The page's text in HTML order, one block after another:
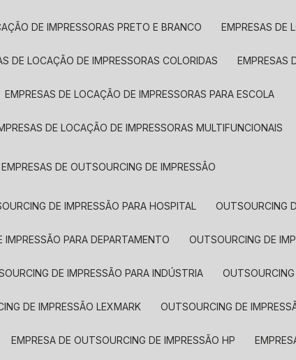
DE IMPRESSORAS PRETO E BRANCO EMPRESAS DE
DE LOCAÇÃO DE IMPRESSORAS COLORIDAS
EMPRESAS DE LOCAÇÃO DE IMPRESSORAS PARA ESCOLA
DE LOCAÇÃO DE IMPRESSORAS MULTIFUNCIONAIS
EMPRESAS DE OUTSOURCING DE IMPRESSÃO
DE IMPRESSÃO PARA HOSPITAL OUTSOURCING
IMPRESSÃO PARA DEPARTAMENTO OUTSOURCING DE
DE IMPRESSÃO PARA INDÚSTRIA
DE IMPRESSÃO LEXMARK OUTSOURCING DE
EMPRESA DE OUTSOURCING DE IMPRESSÃO HP